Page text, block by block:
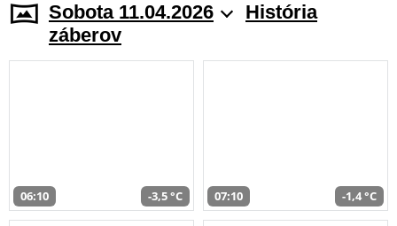
Sobota 11.04.2026
História
záberov
06:10 -3,5 °C 07:10 -1,4 °C